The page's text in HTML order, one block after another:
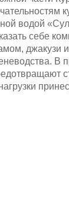
водой
себе
джакузи
В